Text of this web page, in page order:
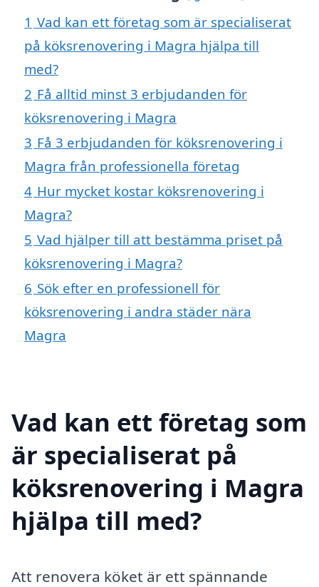
1 Vad kan ett företag som är specialiserat
på köksrenovering i Magra hjälpa till
med?
2 Få alltid minst 3 erbjudanden för
köksrenovering i Magra
3 Få 3 erbjudanden för köksrenovering i
Magra från professionella företag
4 Hur mycket kostar köksrenovering i
Magra?
5 Vad hjälper till att bestämma priset på
köksrenovering i Magra?
6 Sök efter en professionell för
köksrenovering i andra städer nära
Magra
Vad kan ett företag som
är specialiserat på
köksrenovering i Magra
hjälpa till med?
Att renovera köket är ett spännande